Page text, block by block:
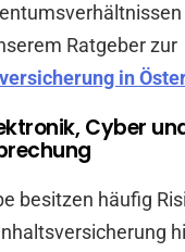
Ratgeber zur
in
Cyber
besitzen häufig